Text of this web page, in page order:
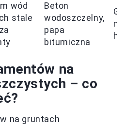
wód
stale
Beton
wodoszczelny,
papa
bitumiczna
na
– co
na gruntach